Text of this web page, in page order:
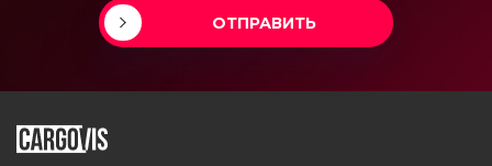
ОТПРАВИТЬ